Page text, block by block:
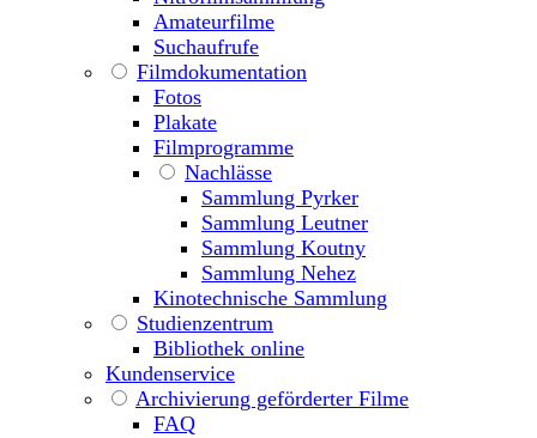
Amateurfilme
Suchaufrufe
Filmdokumentation
Fotos
Plakate
Filmprogramme
Nachlässe
Sammlung Pyrker
Sammlung Leutner
Sammlung Koutny
Sammlung Nehez
Kinotechnische Sammlung
Studienzentrum
Bibliothek online
Kundenservice
Archivierung geförderter Filme
FAQ